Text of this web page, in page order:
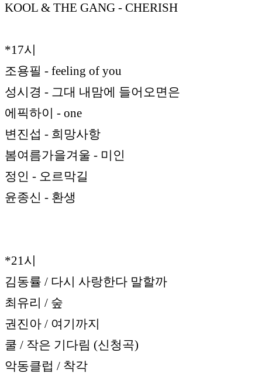
KOOL & THE GANG - CHERISH
*17시
조용필 - feeling of you
성시경 - 그대 내맘에 들어오면은
에픽하이 - one
변진섭 - 희망사항
봄여름가을겨울 - 미인
정인 - 오르막길
윤종신 - 환생
*21시
김동률 / 다시 사랑한다 말할까
최유리 / 숲
권진아 / 여기까지
쿨 / 작은 기다림 (신청곡)
악동클럽 / 착각